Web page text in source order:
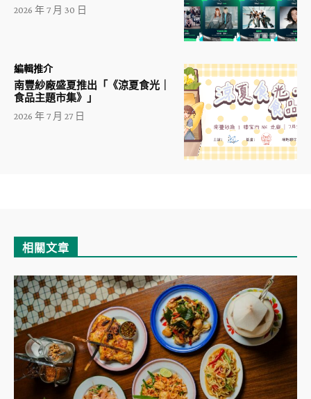
2026 年 7 月 30 日
編輯推介
南豐紗廠盛夏推出「《涼夏食光｜
食品主題市集》」
2026 年 7 月 27 日
相關文章